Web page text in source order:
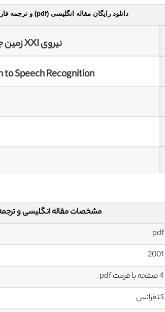
دانلود رایگان مقاله انگلیسی (pdf) و ترجمه فارسی (pdf + word)
نیروی XXI زمین جنگجو: رویکرد سیستم به تشخیص گفتار
to Speech Recognition
مشخصات مقاله انگلیسی و
pdf
2001
4 صفحه با فرمت pdf
کنفرانس